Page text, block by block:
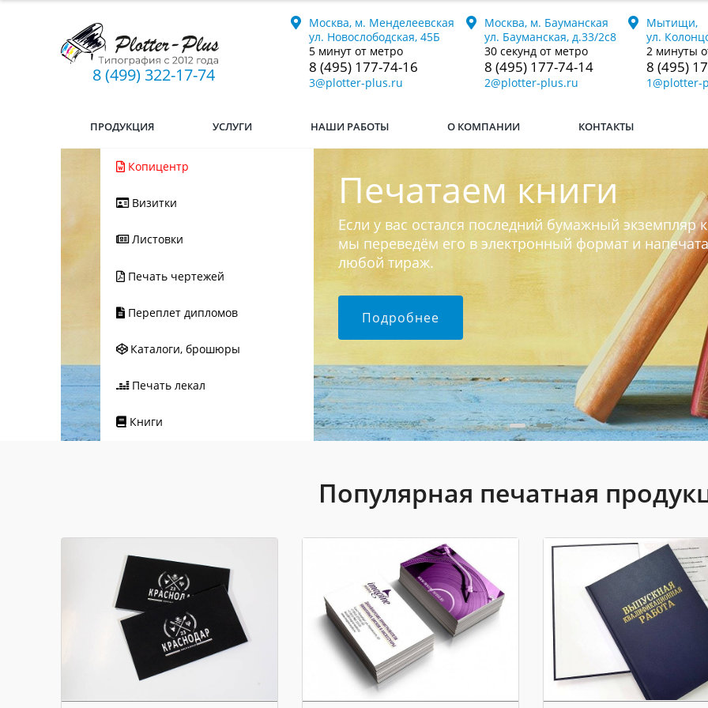
8 (499) 322-17-74
Москва, м. Менделеевская
ул. Новослободская, 45Б
5 минут от метро
8 (495) 177-74-16
3@plotter-plus.ru
Москва, м. Бауманская
ул. Бауманская, д.33/2с8
30 секунд от метро
8 (495) 177-74-14
2@plotter-plus.ru
Мытищи,
ул.
2 минуты
8 (495)
1@plotter-
ПРОДУКЦИЯ УСЛУГИ НАШИ РАБОТЫ О КОМПАНИИ КОНТАКТЫ
Копицентр
Визитки
Листовки
Печать чертежей
Переплет дипломов
Каталоги, брошюры
Печать лекал
Книги
Печатаем книги
Если у вас остался последний бумажный экземпляр
мы переведём его в электронный формат и
любой тираж.
Подробнее
Популярная печатная